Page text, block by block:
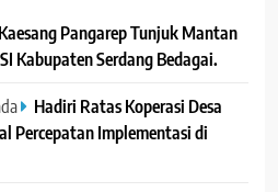
Kaesang Pangarep Tunjuk Mantan
Kabupaten Serdang Bedagai.
Hadiri Ratas Koperasi Desa
Percepatan Implementasi di